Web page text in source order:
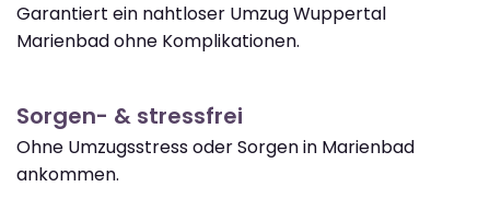
Garantiert ein nahtloser Umzug Wuppertal
Marienbad ohne Komplikationen.
Sorgen- & stressfrei
Ohne Umzugsstress oder Sorgen in Marienbad
ankommen.